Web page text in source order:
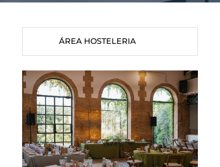
ÁREA HOSTELERIA